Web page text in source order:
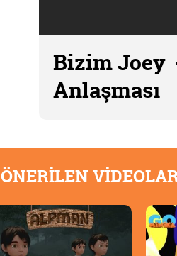
Bizim Joey
Anlaşması
ÖNERİLEN